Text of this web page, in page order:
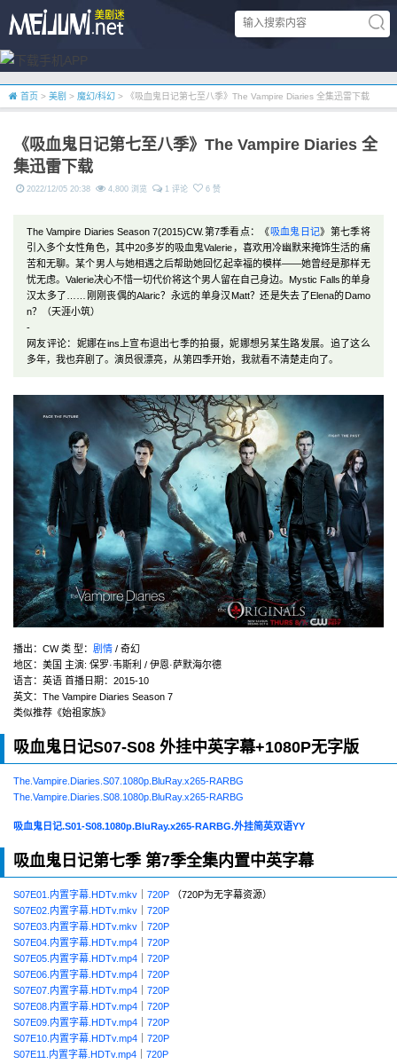
首页 > 美剧 > 魔幻/科幻 > 《吸血鬼日记第七至八季》The Vampire Diaries 全集迅雷下载
《吸血鬼日记第七至八季》The Vampire Diaries 全
集迅雷下载
2022/12/05 20:38 4,800 浏览 1 评论 6 赞
The Vampire Diaries Season 7(2015)CW.第7季看点：《吸血鬼日记》第七季将
引入多个女性角色，其中20多岁的吸血鬼Valerie，喜欢用冷幽默来掩饰生活的痛
苦和无聊。某个男人与她相遇之后帮助她回忆起幸福的模样——她曾经是那样无
忧无虑。Valerie决心不惜一切代价将这个男人留在自己身边。Mystic Falls的单身
汉太多了……刚刚丧偶的Alaric？永远的单身汉Matt？还是失去了Elena的Damo
n？（天涯小筑）
-
网友评论：妮娜在ins上宣布退出七季的拍摄，妮娜想另某生路发展。追了这么
多年，我也弃剧了。演员很漂亮，从第四季开始，我就看不清楚走向了。
播出：CW 类 型： 剧情 / 奇幻
地区：美国 主演: 保罗·韦斯利 / 伊恩·萨默海尔德
语言：英语 首播日期：2015-10
英文：The Vampire Diaries Season 7
类似推荐《始祖家族》
吸血鬼日记S07-S08 外挂中英字幕+1080P无字版
The.Vampire.Diaries.S07.1080p.BluRay.x265-RARBG
The.Vampire.Diaries.S08.1080p.BluRay.x265-RARBG
吸血鬼日记.S01-S08.1080p.BluRay.x265-RARBG.外挂简英双语YY
吸血鬼日记第七季 第7季全集内置中英字幕
S07E01.内置字幕.HDTv.mkv 720P （720P为无字幕资源）
S07E02.内置字幕.HDTv.mkv
720P
S07E03.内置字幕.HDTv.mkv
720P
S07E04.内置字幕.HDTv.mp4
720P
S07E05.内置字幕.HDTv.mp4
720P
S07E06.内置字幕.HDTv.mp4
720P
S07E07.内置字幕.HDTv.mp4
720P
S07E08.内置字幕.HDTv.mp4
720P
S07E09.内置字幕.HDTv.mp4
720P
S07E10.内置字幕.HDTv.mp4
720P
S07E11.内置字幕.HDTv.mp4
720P